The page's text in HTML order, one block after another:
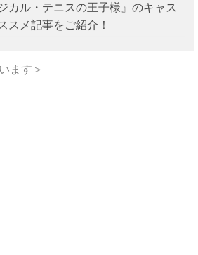
カル・テニスの王子様』のキャス
スメ記事をご紹介！
ます＞